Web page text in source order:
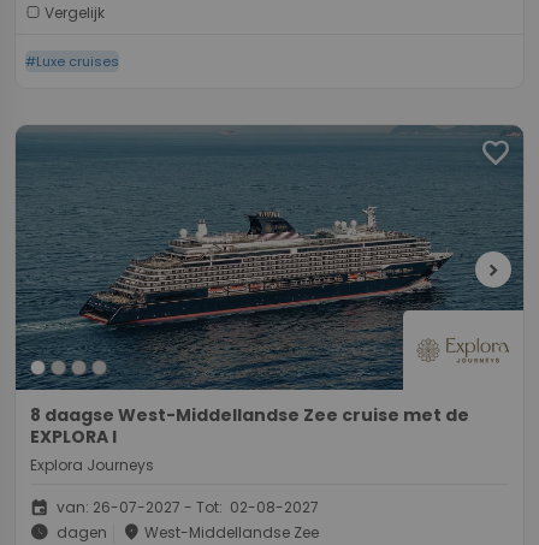
Vergelijk
#Luxe cruises
favorite
chevron_right
8 daagse West-Middellandse Zee cruise met de
EXPLORA I
Explora Journeys
event van: 26-07-2027 - Tot: 02-08-2027
schedule dagen place West-Middellandse Zee